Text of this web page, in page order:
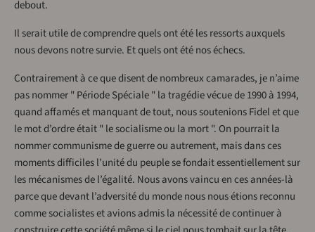
debout.
Il serait utile de comprendre quels ont été les ressorts auxquels
nous devons notre survie. Et quels ont été nos échecs.
Contrairement à ce que disent de nombreux camarades, je n’aime
pas nommer " Période Spéciale " la tragédie vécue de 1990 à 1994,
quand affamés et manquant de tout, nous soutenions Fidel et que
le mot d’ordre était " le socialisme ou la mort ". On pourrait la
nommer communisme de guerre ou autrement, mais dans ces
moments difficiles l’unité du peuple se fondait essentiellement sur
les mécanismes de l’égalité. Nous avons vaincu en ces années-là
parce que devant l’adversité du monde nous nous étions reconnu
comme socialistes et avions admis la nécessité de continuer à